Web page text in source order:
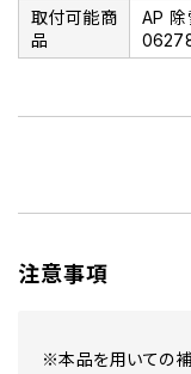
取付可能商
品
AP 除
注意事項
※本品を用いての補